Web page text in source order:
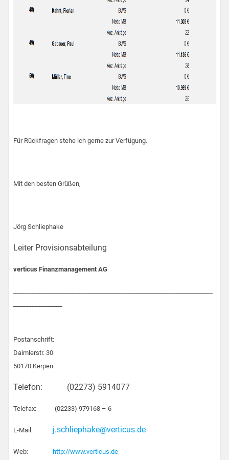
Für Rückfragen stehe ich gerne zur Verfügung.
Mit den besten Grüßen,
Jörg Schliephake
Leiter Provisionsabteilung
verticusFinanzmanagement AG
Postanschrift:
Daimlerstr. 30
50170 Kerpen
Telefon: (02273) 5914077
Telefax: (02233)979168 – 6
E-Mail: j.schliephake@verticus.de
Web:
http://www.verticus.de